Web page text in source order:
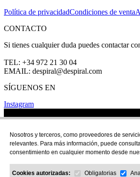
Política de privacidadCondiciones de venta
CONTACTO
Si tienes cualquier duda puedes contactar
TEL: +34 972 21 30 04
EMAIL: despiral@despiral.com
SÍGUENOS EN
Instagram
Nosotros y terceros, como proveedores de
relevantes. Para más información, puede
consentimiento en cualquier momento desde
Cookies autorizadas: Obligatorias